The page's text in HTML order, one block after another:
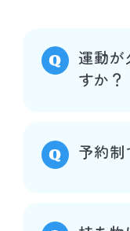
運動
すか？
予約制